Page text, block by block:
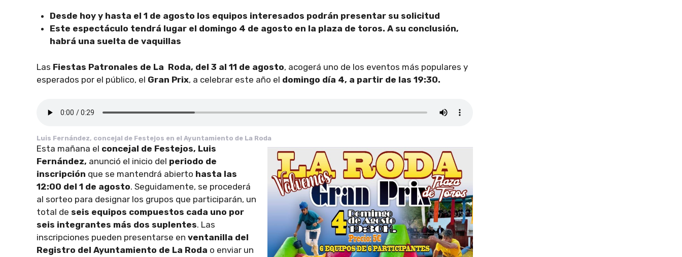
Desde hoy y hasta el 1 de agosto los equipos interesados podrán presentar su solicitud
Este espectáculo tendrá lugar el domingo 4 de agosto en la plaza de toros. A su conclusión,
habrá una suelta de vaquillas
Las Fiestas Patronales de La Roda, del 3 al 11 de agosto, acogerá uno de los eventos más populares y
esperados por el público, el Gran Prix, a celebrar este año el domingo día 4, a partir de las 19:30.
Luis Fernández, concejal de Festejos en el Ayuntamiento de La Roda
Esta mañana el concejal de Festejos, Luis
Fernández, anunció el inicio del periodo de
inscripción que se mantendrá abierto hasta las
12:00 del 1 de agosto. Seguidamente, se procederá
al sorteo para designar los grupos que participarán, un
total de seis equipos compuestos cada uno por
seis integrantes más dos suplentes. Las
inscripciones pueden presentarse en ventanilla del
Registro del Ayuntamiento de La Roda o enviar un